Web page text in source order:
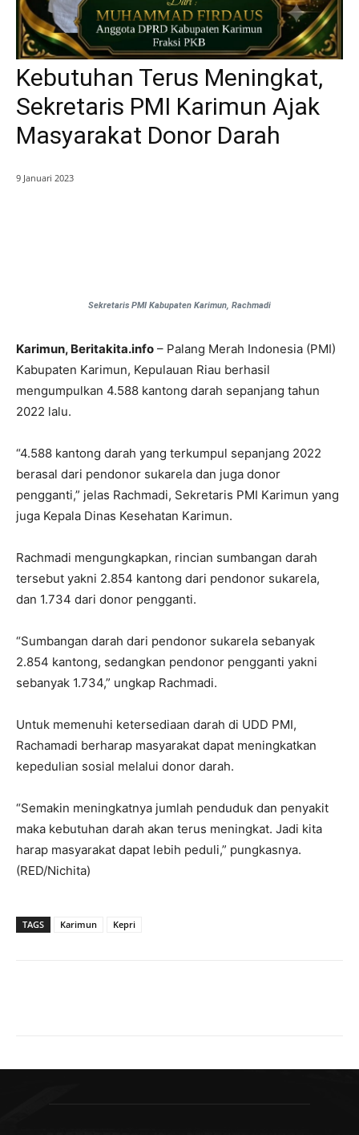
Kebutuhan Terus Meningkat,
Sekretaris PMI Karimun Ajak
Masyarakat Donor Darah
9 Januari 2023
Sekretaris PMI Kabupaten Karimun, Rachmadi
Karimun, Beritakita.info – Palang Merah Indonesia (PMI)
Kabupaten Karimun, Kepulauan Riau berhasil
mengumpulkan 4.588 kantong darah sepanjang tahun
2022 lalu.
“4.588 kantong darah yang terkumpul sepanjang 2022
berasal dari pendonor sukarela dan juga donor
pengganti,” jelas Rachmadi, Sekretaris PMI Karimun yang
juga Kepala Dinas Kesehatan Karimun.
Rachmadi mengungkapkan, rincian sumbangan darah
tersebut yakni 2.854 kantong dari pendonor sukarela,
dan 1.734 dari donor pengganti.
“Sumbangan darah dari pendonor sukarela sebanyak
2.854 kantong, sedangkan pendonor pengganti yakni
sebanyak 1.734,” ungkap Rachmadi.
Untuk memenuhi ketersediaan darah di UDD PMI,
Rachamadi berharap masyarakat dapat meningkatkan
kepedulian sosial melalui donor darah.
“Semakin meningkatnya jumlah penduduk dan penyakit
maka kebutuhan darah akan terus meningkat. Jadi kita
harap masyarakat dapat lebih peduli,” pungkasnya.
(RED/Nichita)
TAGS Karimun Kepri